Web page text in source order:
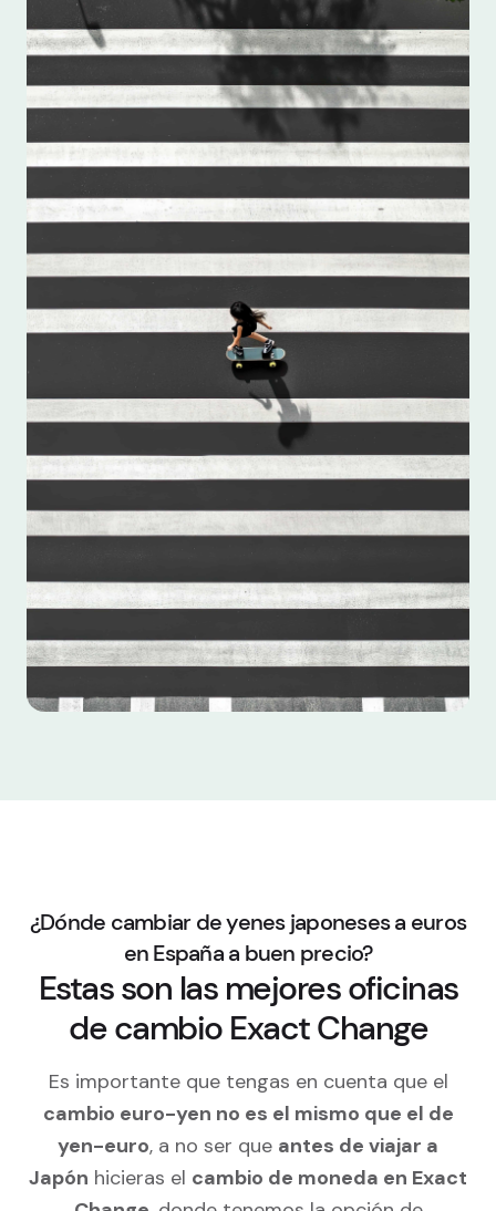
¿Dónde cambiar de yenes japoneses a euros
en España a buen precio?
Estas son las mejores oficinas
de cambio Exact Change
Es importante que tengas en cuenta que el
cambio euro-yen no es el mismo que el de
yen-euro, a no ser que antes de viajar a
Japón hicieras el cambio de moneda en Exact